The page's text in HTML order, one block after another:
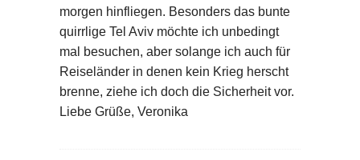
morgen hinfliegen. Besonders das bunte
quirrlige Tel Aviv möchte ich unbedingt
mal besuchen, aber solange ich auch für
Reiseländer in denen kein Krieg herscht
brenne, ziehe ich doch die Sicherheit vor.
Liebe Grüße, Veronika